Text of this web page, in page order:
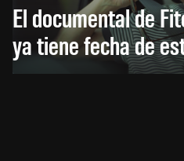
El documental de
ya tiene fecha de